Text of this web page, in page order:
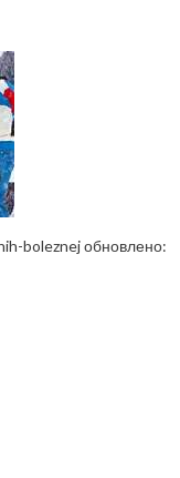
boleznejобновлено: